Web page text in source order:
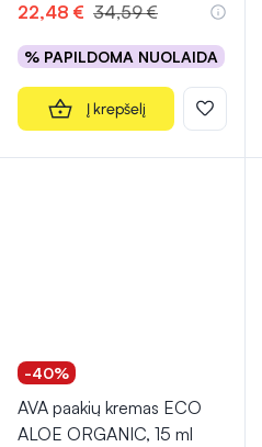
22,48 € 34,59 €
% PAPILDOMA NUOLAIDA
Į krepšelį
-40%
AVA paakių kremas ECO
ALOE ORGANIC, 15 ml